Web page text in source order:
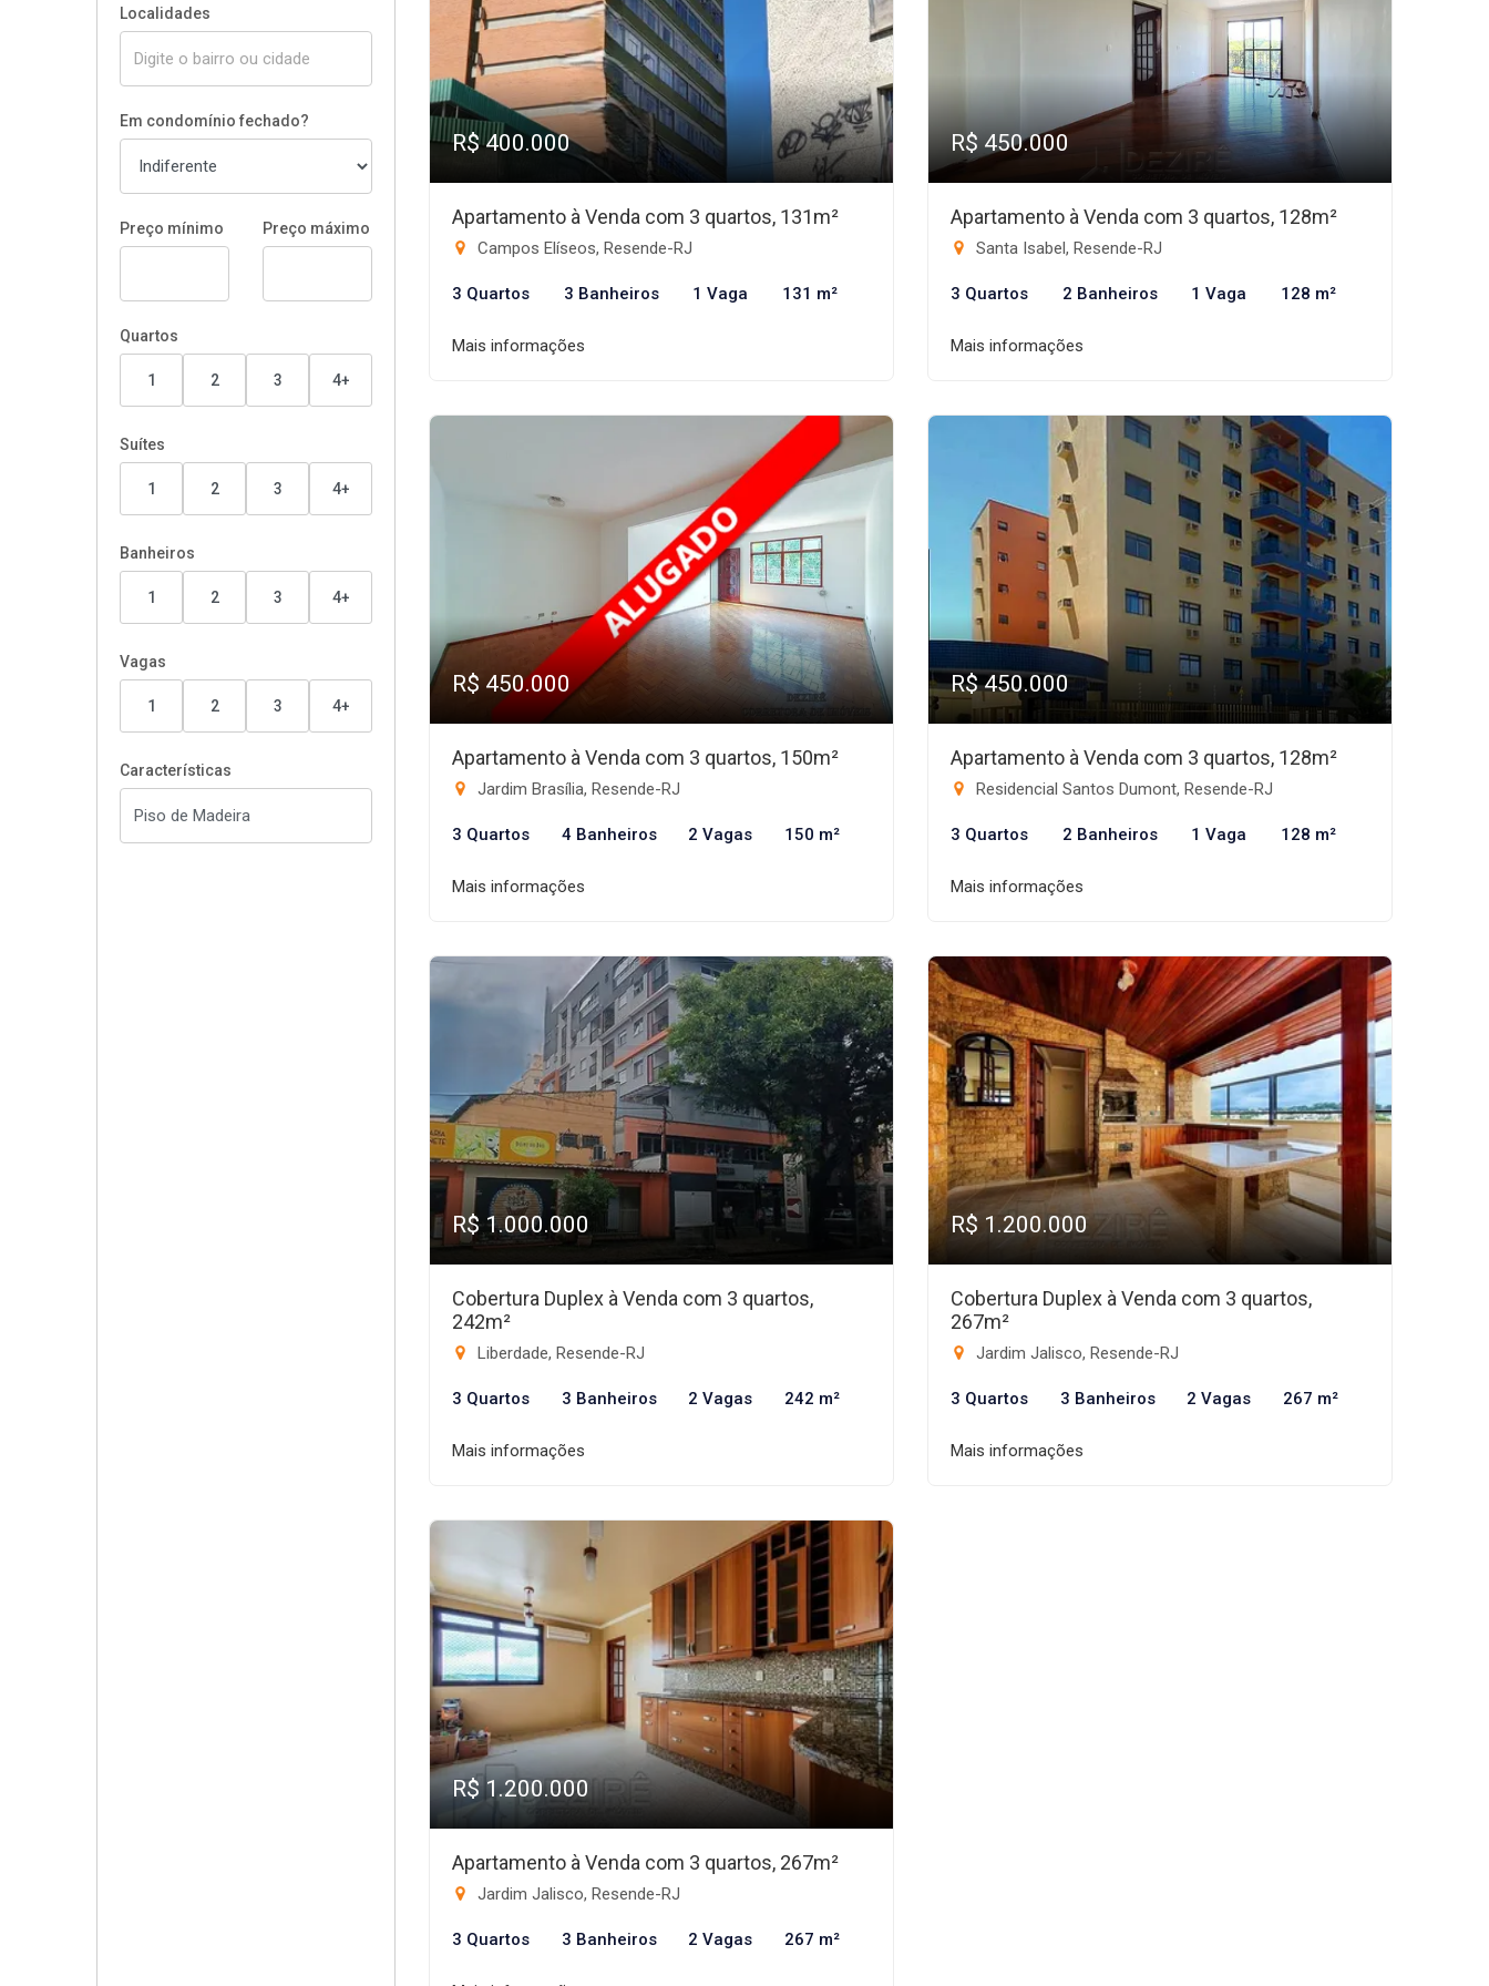
Localidades
Em condomínio fechado?
Preço mínimo Preço máximo
Quartos
1 2 3 4+
Suítes
1 2 3 4+
Banheiros
1 2 3 4+
Vagas
1 2 3 4+
Características
R$ 400.000
Apartamento à Venda com 3 quartos, 131m²
Campos Elíseos, Resende-RJ
3 Quartos 3 Banheiros 1 Vaga 131 m²
Mais informações
R$ 450.000
Apartamento à Venda com 3 quartos, 128m²
Santa Isabel, Resende-RJ
3 Quartos 2 Banheiros 1 Vaga 128 m²
Mais informações
R$ 450.000
Apartamento à Venda com 3 quartos, 150m²
Jardim Brasília, Resende-RJ
3 Quartos 4 Banheiros 2 Vagas 150 m²
Mais informações
R$ 450.000
Apartamento à Venda com 3 quartos, 128m²
Residencial Santos Dumont, Resende-RJ
3 Quartos 2 Banheiros 1 Vaga 128 m²
Mais informações
R$ 1.000.000
Cobertura Duplex à Venda com 3 quartos,
242m²
Liberdade, Resende-RJ
3 Quartos 3 Banheiros 2 Vagas 242 m²
Mais informações
R$ 1.200.000
Cobertura Duplex à Venda com 3 quartos,
267m²
Jardim Jalisco, Resende-RJ
3 Quartos 3 Banheiros 2 Vagas 267 m²
Mais informações
R$ 1.200.000
Apartamento à Venda com 3 quartos, 267m²
Jardim Jalisco, Resende-RJ
3 Quartos 3 Banheiros 2 Vagas 267 m²